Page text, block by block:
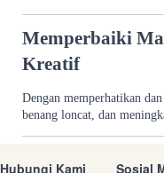
Memperbaiki
Kreatif
Dengan memperhatikan
benang loncat, dan
Hubungi Kami Sosial